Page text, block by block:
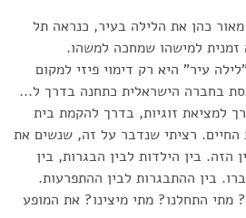
כהן את הלילה בעיר, כנראה תל
זמנית למישהו שמחכה למשהו.
עיר" היא רק דימוי פיזי למקום
בחברה הישראלית כתחנה בדרך ל...
למציאת זוגיות, בדרך להקמת בית
החיים. רציתי שנדבר על זה, שנשים את
בין הילדות לבין הבגרות, בין
בין ההתבגרות לבין ההתפרעות.
מתי התחלנו? מתי מיצינו? את המופע